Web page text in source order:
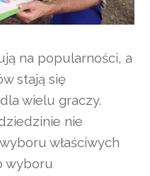
na popularności, a
stają się
wielu graczy.
nie
właściwych
wyboru